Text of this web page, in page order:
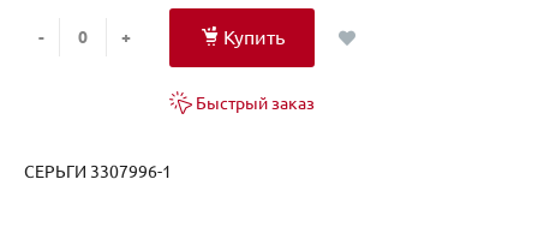
- + Купить
Быстрый заказ
СЕРЬГИ 3307996-1